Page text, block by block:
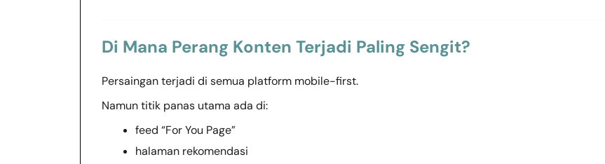
Di Mana Perang Konten Terjadi Paling Sengit?
Persaingan terjadi di semua platform mobile-first.
Namun titik panas utama ada di:
feed “For You Page”
halaman rekomendasi